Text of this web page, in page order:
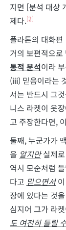
지면 [분석 대상
제다.[2]
플라톤의 대화
거의 보편적으
통적 분석이라
(iii) 믿음이라는
서는 반드시 그
니스 라켓이 옷
고 주장한다면,
둘째, 누군가가
을 알지만실제로
역시 모순처럼
다고 믿으면서이
장에 있다는 것을
심지어 그가 라
도 여전히 틀릴